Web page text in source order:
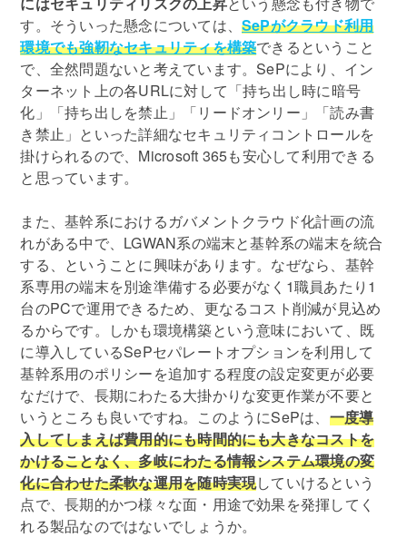
す。そういった懸念については、SePがクラウド利用
環境でも強靭なセキュリティを構築できるということ
で、全然問題ないと考えています。SePにより、イン
ターネット上の各URLに対して「持ち出し時に暗号
化」「持ち出しを禁止」「リードオンリー」「読み書
き禁止」といった詳細なセキュリティコントロールを
掛けられるので、Microsoft 365も安心して利用できる
と思っています。
また、基幹系におけるガバメントクラウド化計画の流
れがある中で、LGWAN系の端末と基幹系の端末を統合
する、ということに興味があります。なぜなら、基幹
系専用の端末を別途準備する必要がなく1職員あたり1
台のPCで運用できるため、更なるコスト削減が見込め
るからです。しかも環境構築という意味において、既
に導入しているSePセパレートオプションを利用して
基幹系用のポリシーを追加する程度の設定変更が必要
なだけで、長期にわたる大掛かりな変更作業が不要と
いうところも良いですね。このようにSePは、 一度導
入してしまえば費用的にも時間的にも大きなコストを
かけることなく、多岐にわたる情報システム環境の変
化に合わせた柔軟な運用を随時実現していけるという
点で、長期的かつ様々な面・用途で効果を発揮してく
れる製品なのではないでしょうか。